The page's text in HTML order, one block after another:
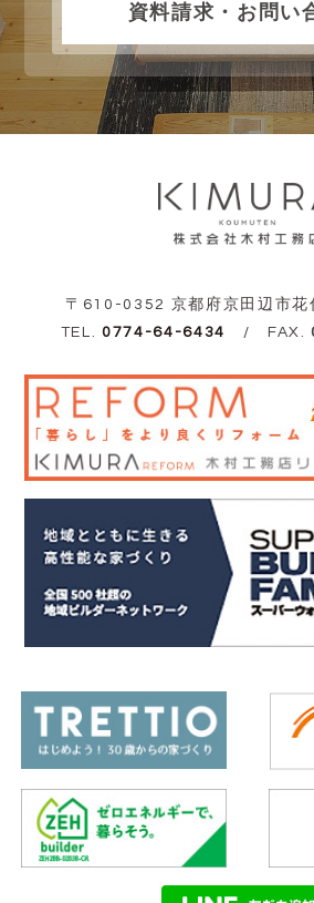
資料請求・お問い
〒610-0352 京都府京田辺市花
TEL. 0774-64-6434 / FAX.